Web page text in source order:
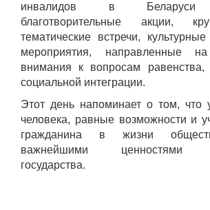
инвалидов в Беларуси
благотворительные акции,
тематические встречи,
мероприятия, направленные
внимания к вопросам равенства,
социальной интеграции.
Этот день напоминает о том, что
человека, равные возможности и
гражданина в жизни
важнейшими ценностями
государства.